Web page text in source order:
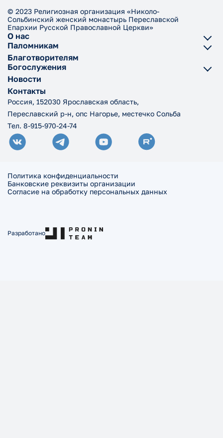
© 2023 Религиозная организация «Николо-
Сольбинский женский монастырь Переславской
Епархии Русской Православной Церкви»
О нас
Паломникам
Благотворителям
Богослужения
Новости
Контакты
Россия, 152030 Ярославская область,
Переславский р-н, опс Нагорье, местечко Сольба
Тел. 8-915-970-24-74
Политика конфиденциальности
Банковские реквизиты организации
Согласие на обработку персональных данных
Разработано